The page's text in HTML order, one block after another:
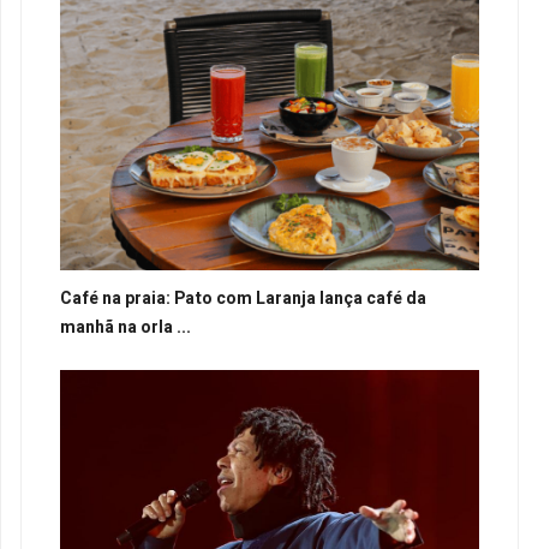
Café na praia: Pato com Laranja lança café da
manhã na orla ...